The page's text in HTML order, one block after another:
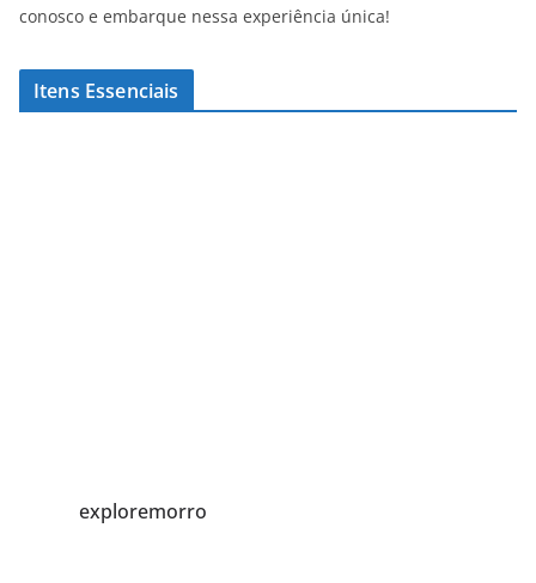
conosco e embarque nessa experiência única!
Itens Essenciais
exploremorro